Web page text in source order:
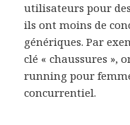
utilisateurs pour
ils ont moins de
génériques. Par
clé « chaussures »,
running pour
concurrentiel.